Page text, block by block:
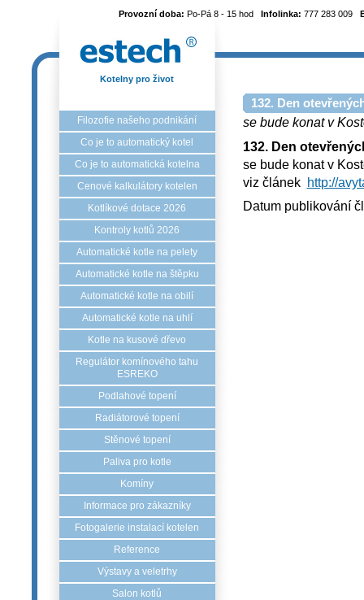
Provozní doba: Po-Pá 8 - 15 hod Infolinka: 777 283 009
Kotelny pro život
Filozofie našeho podnikání
Co je to automatický kotel
Co je to automatická kotelna
Cenové kalkulátory kotelen
Kotlíkové dotace 2026
Kontroly kotlů 2026
Automatické kotle na pelety
Automatické kotle na štěpku
Automatické kotle na obilí
Automatické kotle na uhlí
Kotle na kusové dřevo
Regulátor komínového tahu
ESREKO
Podlahové topení
Radiátorové topení
Stěnové topení
Paliva pro kotle
Komíny
Informace pro zákazníky
Fotogalerie instalací kotelen
Reference
Výstavy a veletrhy
Salon kotlů
132. Den
se bude konat v
132. Den
se bude konat v
viz článek http://
Datum publikování